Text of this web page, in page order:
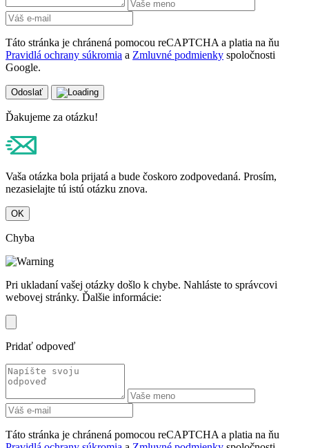
Táto stránka je chránená pomocou reCAPTCHA a platia na ňu
Pravidlá ochrany súkromia a Zmluvné podmienky spoločnosti
Google.
Odoslať
Ďakujeme za otázku!
Vaša otázka bola prijatá a bude čoskoro zodpovedaná. Prosím,
nezasielajte tú istú otázku znova.
OK
Chyba
Pri ukladaní vašej otázky došlo k chybe. Nahláste to správcovi
webovej stránky. Ďalšie informácie:
Pridať odpoveď
Táto stránka je chránená pomocou reCAPTCHA a platia na ňu